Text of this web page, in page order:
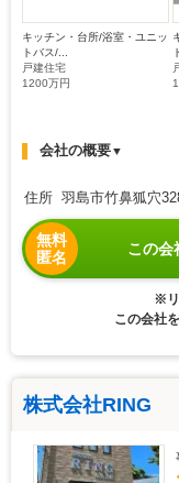
キッチン・台所/浴室・ユニッ
トバス/...
戸建住宅
1200万円
会社の概要▼
住所 羽島市竹鼻狐穴
無料
匿名
この会
※リ
この会社
株式会社RING